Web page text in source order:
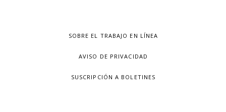
SOBRE EL TRABAJO EN LÍNEA
AVISO DE PRIVACIDAD
SUSCRIPCIÓN A BOLETINES